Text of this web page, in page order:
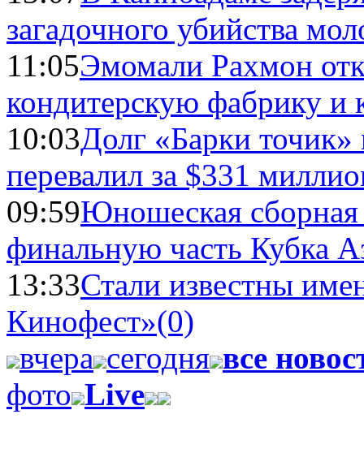
загадочного убийства
11:05Эмомали Рахмон
кондитерскую фабрику и
10:03Долг «Барки
перевалил за $331
09:59Юношеская
финальную часть Кубка
13:33Стали известны
Кинофест»(0)
вчера сегодня все
фото Live